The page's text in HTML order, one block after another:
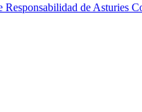
Responsabilidad de Asturies